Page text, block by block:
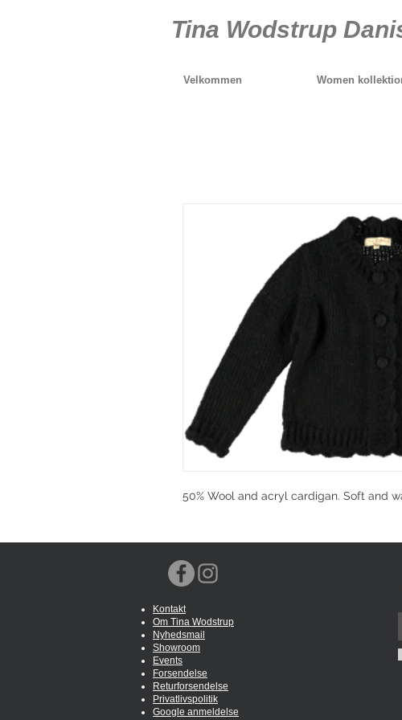
Tina Wodstrup
Velkommen Women
50% Wool and acryl cardigan. Soft and
Kontakt
Om Tina Wodstrup
Nyhedsmail
Showroom
Events
Forsendelse
Returforsendelse
Privatlivspolitik
Google anmeldelse